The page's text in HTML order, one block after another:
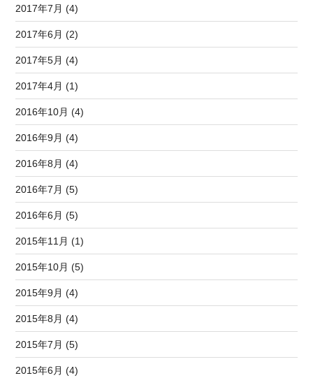
2017年7月 (4)
2017年6月 (2)
2017年5月 (4)
2017年4月 (1)
2016年10月 (4)
2016年9月 (4)
2016年8月 (4)
2016年7月 (5)
2016年6月 (5)
2015年11月 (1)
2015年10月 (5)
2015年9月 (4)
2015年8月 (4)
2015年7月 (5)
2015年6月 (4)